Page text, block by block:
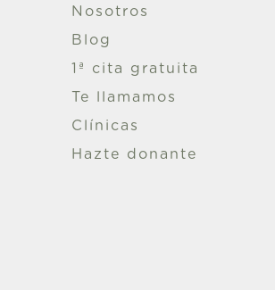
Nosotros
Blog
1ª cita gratuita
Te llamamos
Clínicas
Hazte donante